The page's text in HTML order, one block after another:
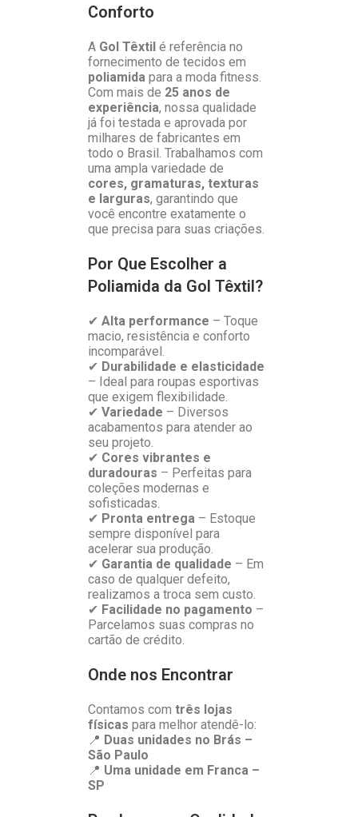
Conforto
A Gol Têxtil é referência no
fornecimento de tecidos em
poliamida para a moda fitness.
Com mais de 25 anos de
experiência, nossa qualidade
já foi testada e aprovada por
milhares de fabricantes em
todo o Brasil. Trabalhamos com
uma ampla variedade de
cores, gramaturas, texturas
e larguras, garantindo que
você encontre exatamente o
que precisa para suas criações.
Por Que Escolher a
Poliamida da Gol Têxtil?
✔Alta performance – Toque
macio, resistência e conforto
incomparável.
✔ Durabilidade e elasticidade
– Ideal para roupas esportivas
que exigem flexibilidade.
✔Variedade – Diversos
acabamentos para atender ao
seu projeto.
✔ Cores vibrantes e
duradouras – Perfeitas para
coleções modernas e
sofisticadas.
✔ Pronta entrega – Estoque
sempre disponível para
acelerar sua produção.
✔ Garantia de qualidade – Em
caso de qualquer defeito,
realizamos a troca sem custo.
✔ Facilidade no pagamento –
Parcelamos suas compras no
cartão de crédito.
Onde nos Encontrar
Contamos comtrês lojas
físicas para melhor atendê-lo:
📍 Duas unidades no Brás –
São Paulo
📍 Uma unidade em Franca –
SP